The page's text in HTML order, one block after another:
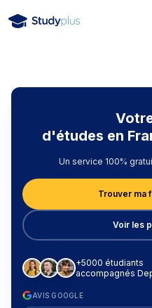
d'études en
Un service 100%
Trouver ma
Voir les
+5000 étudiants
accompagnés
AVIS GOOGLE